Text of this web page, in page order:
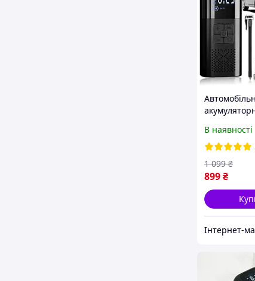
DIGITAL
Потужний
коліс
В наявності
899₴
1 099 ₴